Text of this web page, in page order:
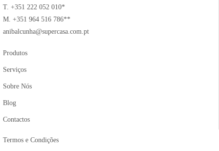
T. +351 222 052 010*
M. +351 964 516 786**
anibalcunha@supercasa.com.pt
Produtos
Serviços
Sobre Nós
Blog
Contactos
Termos e Condições